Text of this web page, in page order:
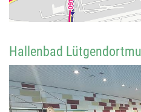
Hallenbad